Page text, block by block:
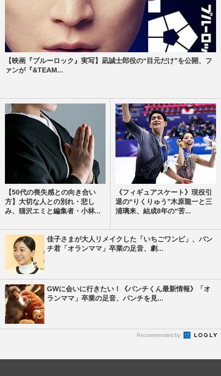
【映画『ブルーロック』実写】凪誠士郎役の“目元だけ”を公開、フ
ァンが『&TEAM...
【50代の喪失感との向き合い
方】大切な人との別れ・悲し
み、猫沢エミと編集者・小林...
《フィギュアスケート》現役引
退の“りくりゅう”木原龍一と三
浦璃来、結成8年の“苦...
佳子さまが大人リメイクした「いちごワンピ」、パン
チ君「オランママ」卒業の足音、劇...
GWに会いに行きたい！《パンチくん最新情報》「オ
ランママ」卒業の足音、パンチを見...
Recommended by